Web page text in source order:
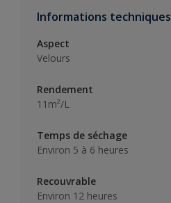
Informations techniques
Aspect
Velours
Rendement
11m²/L
Temps de séchage
Environ 5 à 6 heures
Recouvrable
Environ 12 heures